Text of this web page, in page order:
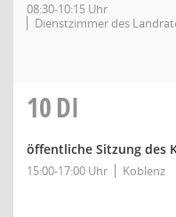
08:30-10:15 Uhr
Dienstzimmer des
10DI
öffentliche Sitzung des
15:00-17:00 Uhr Koblenz